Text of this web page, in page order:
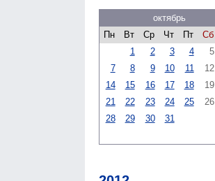
октябрь
Пн
Вт Ср Чт Пт Сб
1
2 3 4 5
7
8 9 10 11 12
14
15 16 17 18 19
21
22 23 24 25 26
28
29 30 31